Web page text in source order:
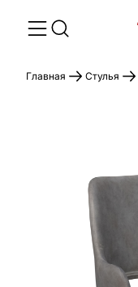
Главная Стулья